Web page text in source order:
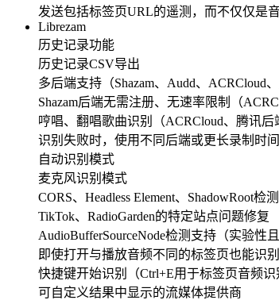
发送包括标签页URL的遥测，而不仅仅是
Librezam
历史记录功能
历史记录CSV导出
多后端支持（Shazam、Audd、ACRCloud
Shazam后端无需注册、无速率限制（
哼唱、翻唱歌曲识别（ACRCloud、腾讯后
识别失败时，使用不同后端或更长录制时
自动识别模式
麦克风识别模式
CORS、Headless Element、ShadowRoot检
TikTok、RadioGarden的特定站点问题修复
AudioBufferSourceNode检测支持（实验性
即使打开与播放音频不同的标签页也能识别
快捷键开始识别（Ctrl+E用于标签页音频识
可自定义结果中显示的流媒体提供商